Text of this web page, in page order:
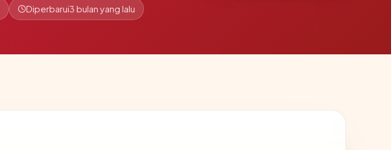
Diperbarui3 bulan yang lalu